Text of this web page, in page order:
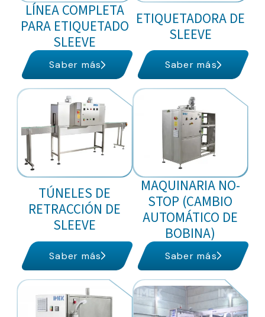
LÍNEA COMPLETA
PARA ETIQUETADO
SLEEVE
Saber más
ETIQUETADORA DE
SLEEVE
Saber más
TÚNELES DE
RETRACCIÓN DE
SLEEVE
Saber más
MAQUINARIA NO-
STOP (CAMBIO
AUTOMÁTICO DE
BOBINA)
Saber más